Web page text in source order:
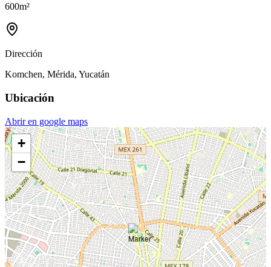
600m²
Dirección
Komchen, Mérida, Yucatán
Ubicación
Abrir en google maps
+
−